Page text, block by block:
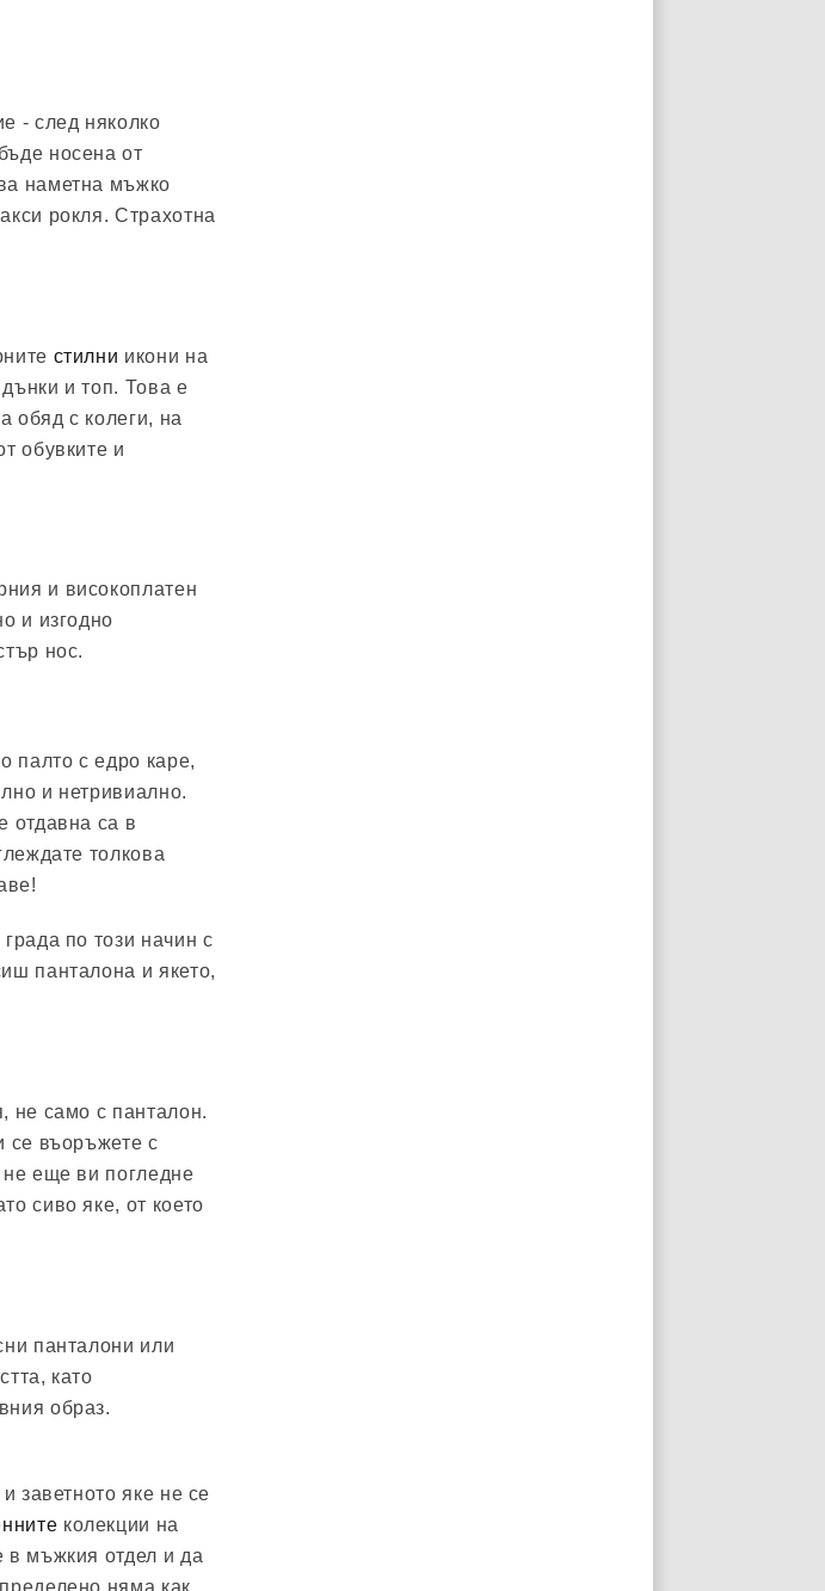
- след няколко
носена от
наметна мъжко
рокля. Страхотна
стилни икони на
и топ. Това е
обяд с колеги, на
обувките и
и високоплатен
и изгодно
нос.
палто с едро каре,
и нетривиално.
отдавна са в
толкова
по този начин с
панталона и якето,
не само с панталон.
се въоръжете с
еще ви погледне
сиво яке, от което
панталони или
като
образ.
заветното яке не се
колекции на
в мъжкия отдел и да